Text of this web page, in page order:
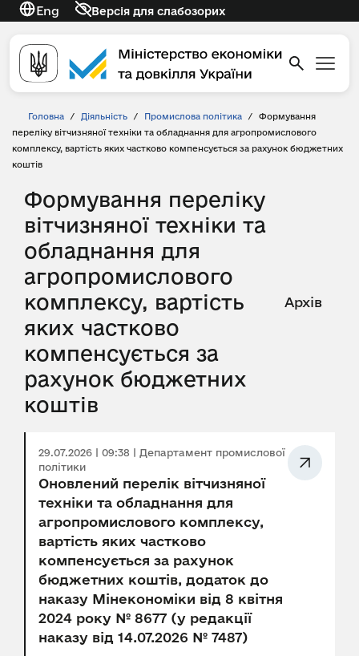
Eng Версія для слабозорих
Головна / Діяльність / Промислова політика /
Формування
переліку вітчизняної техніки та обладнання для агропромислового
комплексу, вартість яких частково компенсується за рахунок бюджетних
коштів
Формування переліку
вітчизняної техніки та
обладнання для
агропромислового
комплексу, вартість
яких частково
компенсується за
рахунок бюджетних
коштів
Архів
29.07.2026 | 09:38 | Департамент промислової
політики
Оновлений перелік вітчизняної
техніки та обладнання для
агропромислового комплексу,
вартість яких частково
компенсується за рахунок
бюджетних коштів, додаток до
наказу Мінекономіки від 8 квітня
2024 року № 8677 (у редакції
наказу від 14.07.2026 № 7487)